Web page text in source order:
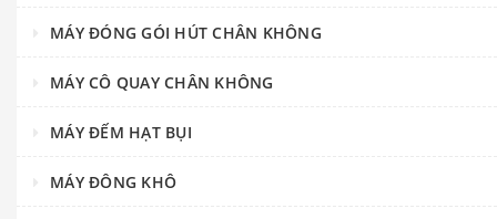
MÁY ĐÓNG GÓI HÚT CHÂN KHÔNG
MÁY CÔ QUAY CHÂN KHÔNG
MÁY ĐẾM HẠT BỤI
MÁY ĐÔNG KHÔ